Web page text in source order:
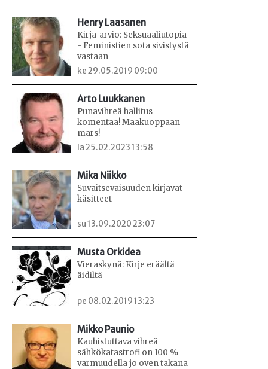
Henry Laasanen
Kirja-arvio: Seksuaaliutopia
- Feministien sota sivistystä
vastaan
ke 29.05.2019 09:00
Arto Luukkanen
Punavihreä hallitus
komentaa! Maakuoppaan
mars!
la 25.02.2023 13:58
Mika Niikko
Suvaitsevaisuuden kirjavat
käsitteet
su 13.09.2020 23:07
Musta Orkidea
Vieraskynä: Kirje eräältä
äidiltä
pe 08.02.2019 13:23
Mikko Paunio
Kauhistuttava vihreä
sähkökatastrofi on 100 %
varmuudella jo oven takana